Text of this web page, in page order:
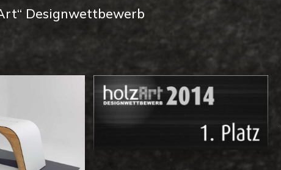
Designwettbewerb